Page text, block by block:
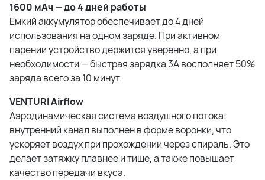
1600 мАч — до 4 дней работы
Емкий аккумулятор обеспечивает до 4 дней
использования на одном заряде. При активном
парении устройство держится уверенно, а при
необходимости — быстрая зарядка 3A восполняет 50%
заряда всего за 10 минут.
VENTURI Airflow
Аэродинамическая система воздушного потока:
внутренний канал выполнен в форме воронки, что
ускоряет воздух при прохождении через спираль. Это
делает затяжку плавнее и тише, а также повышает
качество передачи вкуса.